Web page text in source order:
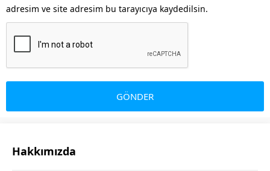
adresim ve site adresim bu tarayıcıya kaydedilsin.
Hakkımızda